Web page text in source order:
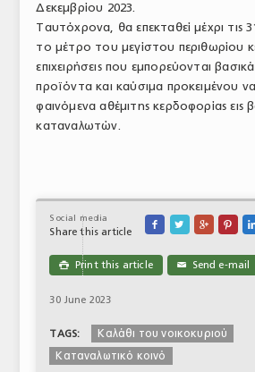
ΝΟΜΟΘΕΣΙΑ
ΕΛΛΗΝΙΚΗ ΝΟΜΟΘΕΣΙΑ
ΕΥΡΩΠΑΪΚΗ ΝΟΜΟΘΕΣΙΑ
ΤΟ ΠΕΡΙΟΔΙΚΟ
ΑΡΧΕΙΟ ΤΕΥΧΩΝ
ΣΥΝΕΔΡΙΟ ΚΡΕΑΤΟΣ
Δεκεμβρίου 2023.
Ταυτόχρονα, θα επεκταθεί μέχρι τις
το μέτρο του μεγίστου περιθωρίου
επιχειρήσεις που εμπορεύονται
προϊόντα και καύσιμα προκειμένου
φαινόμενα αθέμιτης κερδοφορίας εις
καταναλωτών.
Social media
Share this article
   
 Print this article ✉ Send e-mail
30 June 2023
TAGS:
Καλάθι του νοικοκυριού
Καταναλωτικό κοινό